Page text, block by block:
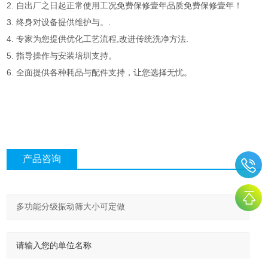
2. 自出厂之日起正常使用工况免费保修壹年品质免费保修壹年！
3. 终身对设备提供维护与。.
4. 专家为您提供优化工艺流程,改进传统洗净方法.
5. 指导操作与安装培圳支持。
6. 全面提供各种耗品与配件支持，让您选择无忧。
产品咨询